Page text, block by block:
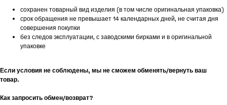
сохранен товарный вид изделия (в том числе оригинальная упаковка)
срок обращения не превышает 14 календарных дней, не считая дня
совершения покупки
без следов эксплуатации, с заводскими бирками и в оригинальной
упаковке
Если условия не соблюдены, мы не сможем обменять/вернуть ваш
товар.
Как запросить обмен/возврат?